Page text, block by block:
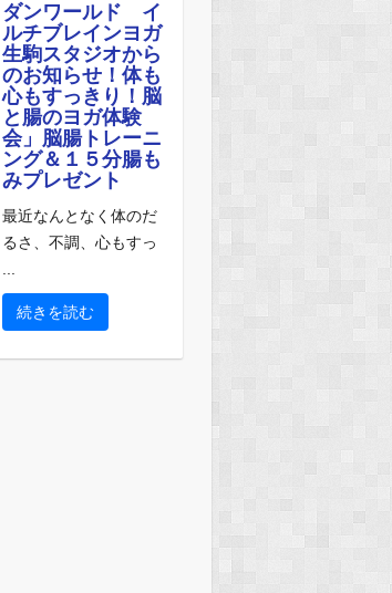
ダンワールド イ
ルチブレインヨガ
生駒スタジオから
のお知らせ！体も
心もすっきり！脳
と腸のヨガ体験
会」脳腸トレーニ
ング＆１５分腸も
みプレゼント
最近なんとなく体のだ
るさ、不調、心もすっ
...
続きを読む